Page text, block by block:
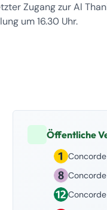
Zugang zur Al
um 16.30 Uhr.
Öffentliche
Concorde
Concorde
Concorde